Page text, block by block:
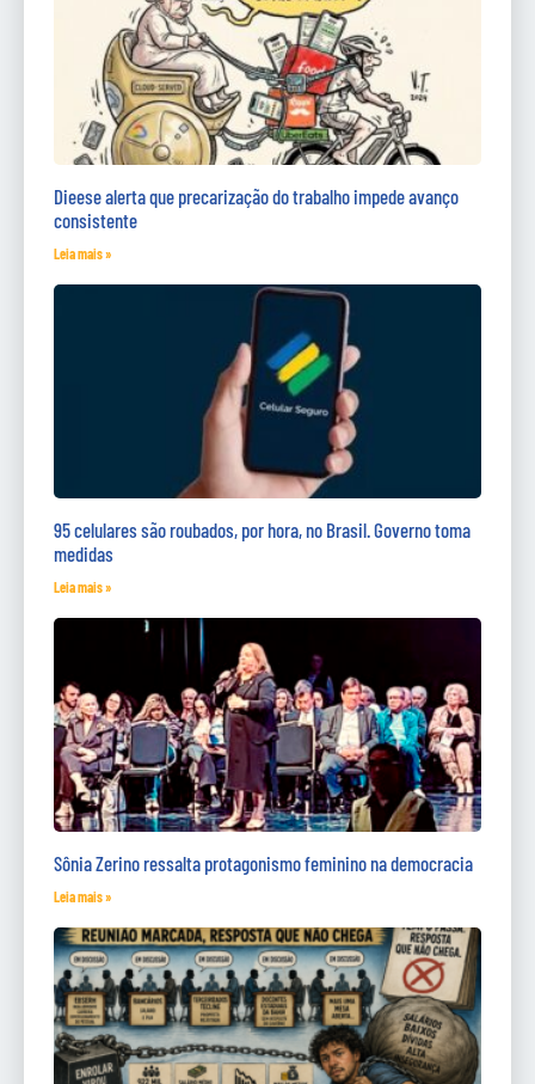
Dieese alerta que precarização do trabalho impede avanço
consistente
Leia mais »
95 celulares são roubados, por hora, no Brasil. Governo toma
medidas
Leia mais »
Sônia Zerino ressalta protagonismo feminino na democracia
Leia mais »